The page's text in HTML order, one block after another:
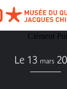
Le 13 mars